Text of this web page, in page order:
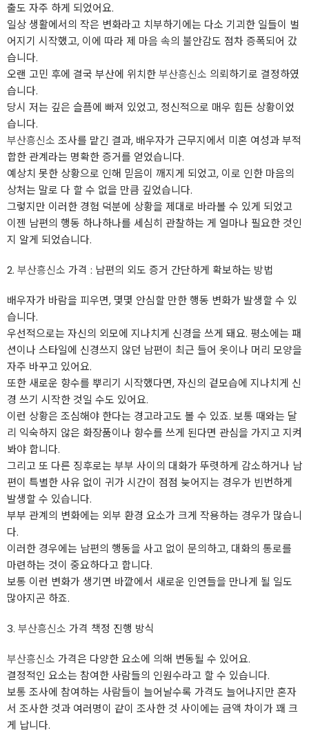
출도 자주 하게 되었어요.
일상 생활에서의 작은 변화라고 치부하기에는 다소 기괴한 일들이 벌
어지기 시작했고, 이에 따라 제 마음 속의 불안감도 점차 증폭되어 갔
습니다.
오랜 고민 후에 결국 부산에 위치한부산흥신소 의뢰하기로 결정하였
습니다.
당시 저는 깊은 슬픔에 빠져 있었고, 정신적으로 매우 힘든 상황이었
습니다.
부산흥신소 조사를 맡긴 결과, 배우자가 근무지에서 미혼 여성과 부적
합한 관계라는 명확한 증거를 얻었습니다.
예상치 못한 상황으로 인해 믿음이 깨지게 되었고, 이로 인한 마음의
상처는 말로 다 할 수 없을 만큼 깊었습니다.
그렇지만 이러한 경험 덕분에 상황을 제대로 바라볼 수 있게 되었고
이젠 남편의 행동 하나하나를 세심히 관찰하는 게 얼마나 필요한 것인
지 알게 되었습니다.
2. 부산흥신소 가격 : 남편의 외도 증거 간단하게 확보하는 방법
배우자가 바람을 피우면, 몇몇 안심할 만한 행동 변화가 발생할 수 있
습니다.
우선적으로는 자신의 외모에 지나치게 신경을 쓰게 돼요. 평소에는 패
션이나 스타일에 신경쓰지 않던 남편이 최근 들어 옷이나 머리 모양을
자주 바꾸고 있어요.
또한 새로운 향수를 뿌리기 시작했다면, 자신의 겉모습에 지나치게 신
경 쓰기 시작한 것일 수도 있어요.
이런 상황은 조심해야 한다는 경고라고도 볼 수 있죠. 보통 때와는 달
리 익숙하지 않은 화장품이나 향수를 쓰게 된다면 관심을 가지고 지켜
봐야 합니다.
그리고 또 다른 징후로는 부부 사이의 대화가 뚜렷하게 감소하거나 남
편이 특별한 사유 없이 귀가 시간이 점점 늦어지는 경우가 빈번하게
발생할 수 있습니다.
부부 관계의 변화에는 외부 환경 요소가 크게 작용하는 경우가 많습니
다.
이러한 경우에는 남편의 행동을 사고 없이 문의하고, 대화의 통로를
마련하는 것이 중요하다고 합니다.
보통 이런 변화가 생기면 바깥에서 새로운 인연들을 만나게 될 일도
많아지곤 하죠.
3. 부산흥신소 가격 책정 진행 방식
부산흥신소 가격은 다양한 요소에 의해 변동될 수 있어요.
결정적인 요소는 참여한 사람들의 인원수라고 할 수 있습니다.
보통 조사에 참여하는 사람들이 늘어날수록 가격도 늘어나지만 혼자
서 조사한 것과 여러명이 같이 조사한 것 사이에는 금액 차이가 꽤 크
게 납니다.